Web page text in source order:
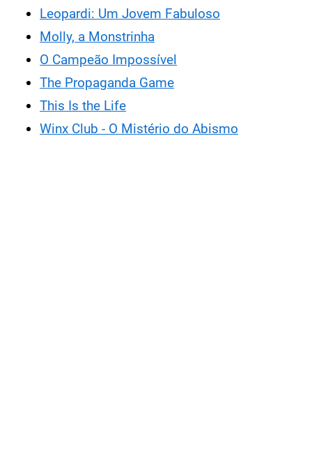
Leopardi: Um Jovem Fabuloso
Molly, a Monstrinha
O Campeão Impossível
The Propaganda Game
This Is the Life
Winx Club - O Mistério do Abismo